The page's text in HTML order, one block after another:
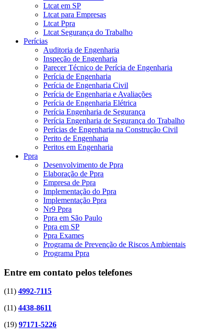
Ltcat em SP
Ltcat para Empresas
Ltcat Ppra
Ltcat Segurança do Trabalho
Perícias
Auditoria de Engenharia
Inspeção de Engenharia
Parecer Técnico de Perícia de Engenharia
Perícia de Engenharia
Perícia de Engenharia Civil
Perícia de Engenharia e Avaliações
Perícia de Engenharia Elétrica
Perícia Engenharia de Segurança
Perícia Engenharia de Segurança do Trabalho
Perícias de Engenharia na Construção Civil
Perito de Engenharia
Peritos em Engenharia
Ppra
Desenvolvimento de Ppra
Elaboração de Ppra
Empresa de Ppra
Implementação do Ppra
Implementação Ppra
Nr9 Ppra
Ppra em São Paulo
Ppra em SP
Ppra Exames
Programa de Prevenção de Riscos Ambientais
Programa Ppra
Entre em contato pelos telefones
(11) 4992-7115
(11) 4438-8611
(19) 97171-5226